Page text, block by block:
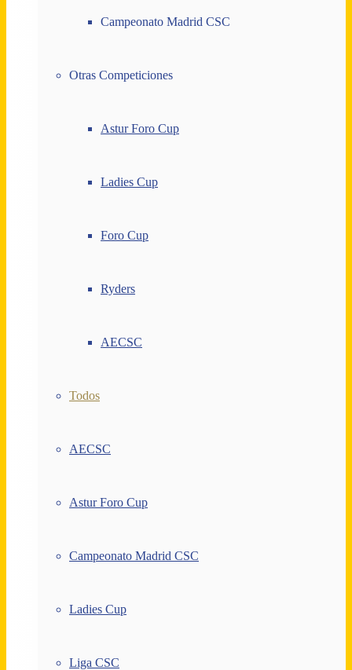
Campeonato Madrid CSC
Otras Competiciones
Astur Foro Cup
Ladies Cup
Foro Cup
Ryders
AECSC
Todos
AECSC
Astur Foro Cup
Campeonato Madrid CSC
Ladies Cup
Liga CSC